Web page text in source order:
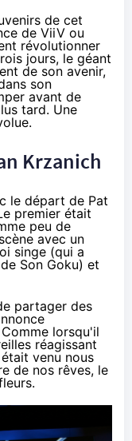
de cet
de ViiV ou
révolutionner
jours, le géant
de son avenir,
son
avant de
tard. Une
Krzanich
le départ de Pat
premier était
peu de
avec un
singe (qui a
Son Goku) et
partager des
lorsqu'il
réagissant
venu nous
de nos rêves, le